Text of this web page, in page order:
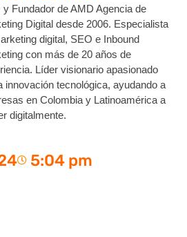
y Fundador de AMD Agencia de
Digital desde 2006. Especialista
digital, SEO e Inbound
con más de 20 años de
Líder visionario apasionado
innovación tecnológica, ayudando a
en Colombia y Latinoamérica a
digitalmente.
5:04 pm